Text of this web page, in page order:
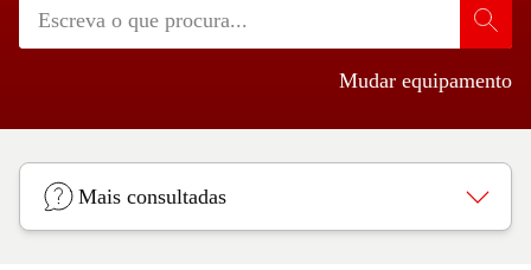
Mudar equipamento
Mais consultadas